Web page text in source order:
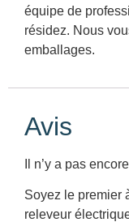
équipe de
résidez. Nous
emballages.
Avis
Il n’y a pas
Soyez le premier
releveur